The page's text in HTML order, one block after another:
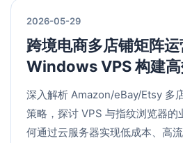
2026-05-29
跨境电商多店铺矩阵运
Windows VPS 构建
深入解析 Amazon/eBay/Etsy 多
策略，探讨 VPS 与指纹浏览器的
何通过云服务器实现低成本、高